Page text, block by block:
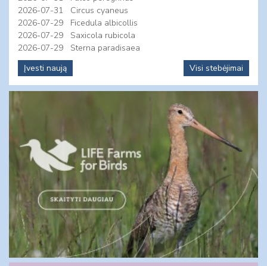
2026-07-31
Circus cyaneus
2026-07-29
Ficedula albicollis
2026-07-29
Saxicola rubicola
2026-07-29
Sterna paradisaea
Įvesti naują
Visi stebėjimai